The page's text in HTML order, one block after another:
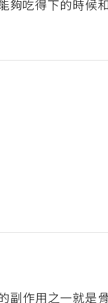
夠吃得下的時候